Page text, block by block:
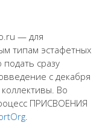
— для
типам эстафетных
сразу
с декабря
Во
ПРИСВОЕНИЯ
.